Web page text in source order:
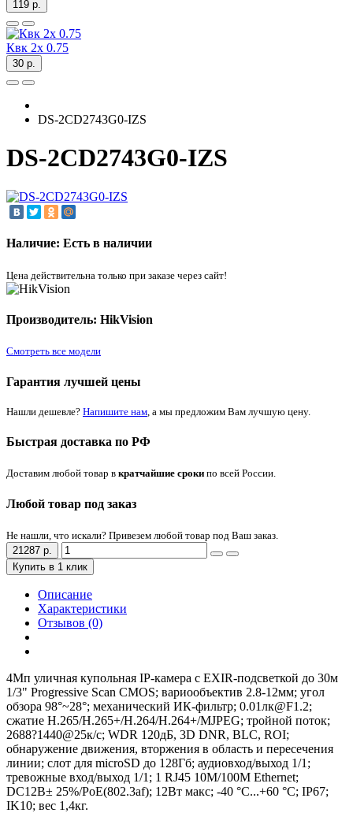
119 р.
Квк 2х 0.75
30 р.
DS-2CD2743G0-IZS
DS-2CD2743G0-IZS
Наличие: Есть в наличии
Цена действительна только при заказе через сайт!
Производитель: HikVision
Смотреть все модели
Гарантия лучшей цены
Нашли дешевле? Напишите нам , а мы предложим Вам лучшую цену.
Быстрая доставка по РФ
Доставим любой товар в кратчайшие сроки по всей России.
Любой товар под заказ
Не нашли, что искали? Привезем любой товар под Ваш заказ.
21287 р.
Купить в 1 клик
Описание
Характеристики
Отзывов (0)
4Мп уличная купольная IP-камера с EXIR-подсветкой до 30м
1/3" Progressive Scan CMOS; вариообъектив 2.8-12мм; угол
обзора 98°~28°; механический ИК-фильтр; 0.01лк@F1.2;
сжатие H.265/H.265+/H.264/H.264+/MJPEG; тройной поток;
2688?1440@25к/с; WDR 120дБ, 3D DNR, BLC, ROI;
обнаружение движения, вторжения в область и пересечения
линии; слот для microSD до 128Гб; аудиовход/выход 1/1;
тревожные вход/выход 1/1; 1 RJ45 10M/100M Ethernet;
DC12В± 25%/PoE(802.3af); 12Вт макс; -40 °C...+60 °C; IP67;
IK10; вес 1,4кг.